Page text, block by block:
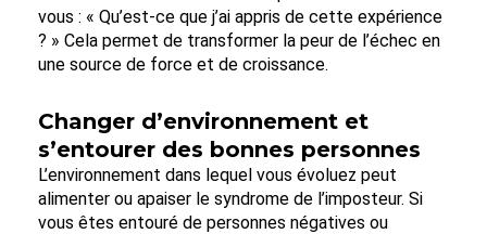
vous : « Qu’est-ce que j’ai appris de cette expérience
? » Cela permet de transformer la peur de l’échec en
une source de force et de croissance.
Changer d’environnement et
s’entourer des bonnes personnes
L’environnement dans lequel vous évoluez peut
alimenter ou apaiser le syndrome de l’imposteur. Si
vous êtes entouré de personnes négatives ou